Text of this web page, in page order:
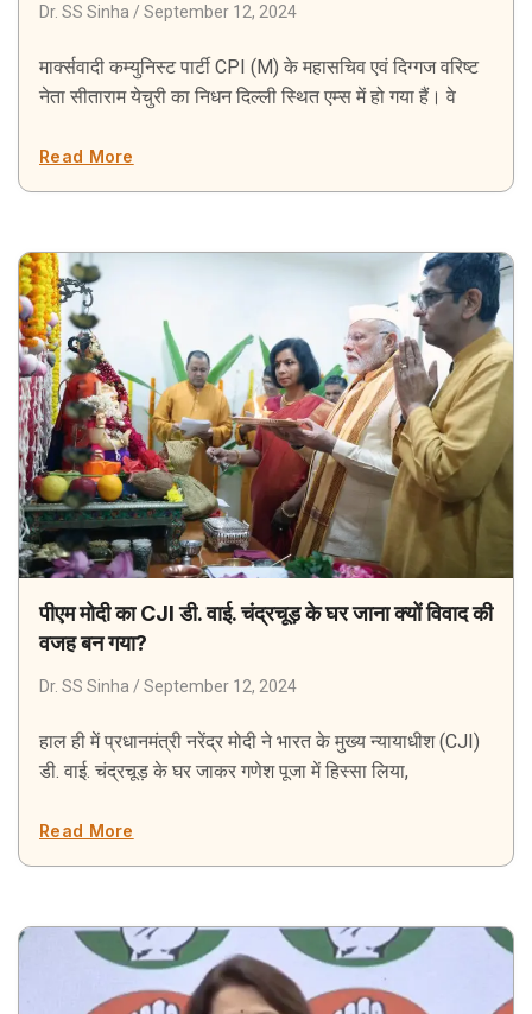
Dr. SS Sinha September 12, 2024
मार्क्सवादी कम्युनिस्ट पार्टी CPI (M) के महासचिव एवं दिग्गज वरिष्ट
नेता सीताराम येचुरी का निधन दिल्ली स्थित एम्स में हो गया हैं। वे
Read More
पीएम मोदी का CJI डी. वाई. चंद्रचूड़ के घर जाना क्यों विवाद की
वजह बन गया?
Dr. SS Sinha September 12, 2024
हाल ही में प्रधानमंत्री नरेंद्र मोदी ने भारत के मुख्य न्यायाधीश (CJI)
डी. वाई. चंद्रचूड़ के घर जाकर गणेश पूजा में हिस्सा लिया,
Read More